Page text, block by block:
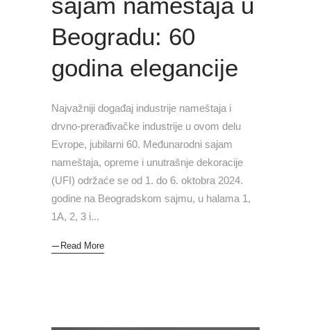
Beogradu: 60
godina elegancije
Najvažniji događaj industrije nameštaja i
drvno-prerađivačke industrije u ovom delu
Evrope, jubilarni 60. Međunarodni sajam
nameštaja, opreme i unutrašnje dekoracije
(UFI) održaće se od 1. do 6. oktobra 2024.
godine na Beogradskom sajmu, u halama 1,
1A, 2, 3 i
Read More